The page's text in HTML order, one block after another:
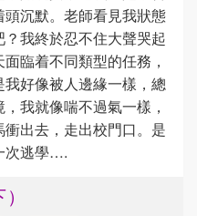
沉默。老師看見我狀態
我終於忍不住大聲哭起
臨着不同類型的任務，
好像被人邊緣一樣，總
我就像喘不過氣一樣，
出去，走出校門口。是
次逃學….